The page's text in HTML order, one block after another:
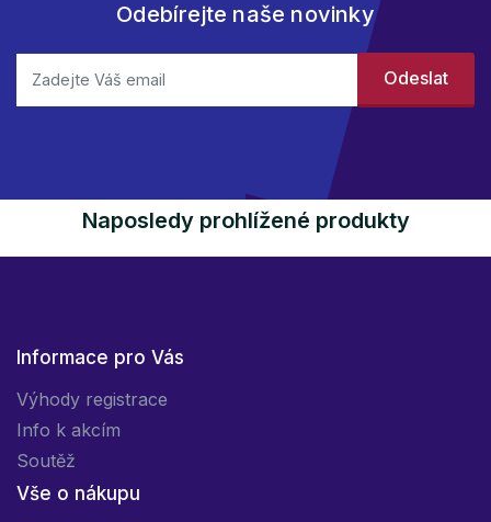
Odebírejte naše novinky
Naposledy prohlížené produkty
Informace pro Vás
Výhody registrace
Info k akcím
Soutěž
Vše o nákupu